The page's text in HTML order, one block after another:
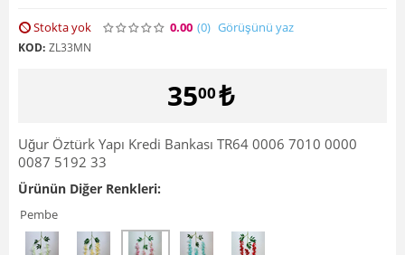
Stokta yok 0.00 (0) Görüşünü yaz
KOD: ZL33MN
3500₺
Uğur Öztürk Yapı Kredi Bankası TR64 0006 7010 0000
0087 5192 33
Ürünün Diğer Renkleri:
Pembe